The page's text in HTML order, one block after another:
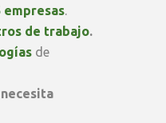
empresas.
de trabajo.
de